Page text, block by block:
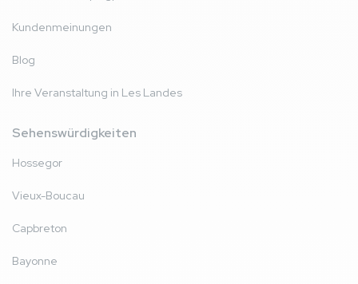
Kundenmeinungen
Blog
Ihre Veranstaltung in Les Landes
Sehenswürdigkeiten
Hossegor
Vieux-Boucau
Capbreton
Bayonne